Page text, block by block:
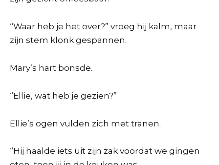
“Waar heb je het over?” vroeg hij kalm, maar
zijn stem klonk gespannen.
Mary’s hart bonsde.
“Ellie, wat heb je gezien?”
Ellie’s ogen vulden zich met tranen.
“Hij haalde iets uit zijn zak voordat we gingen